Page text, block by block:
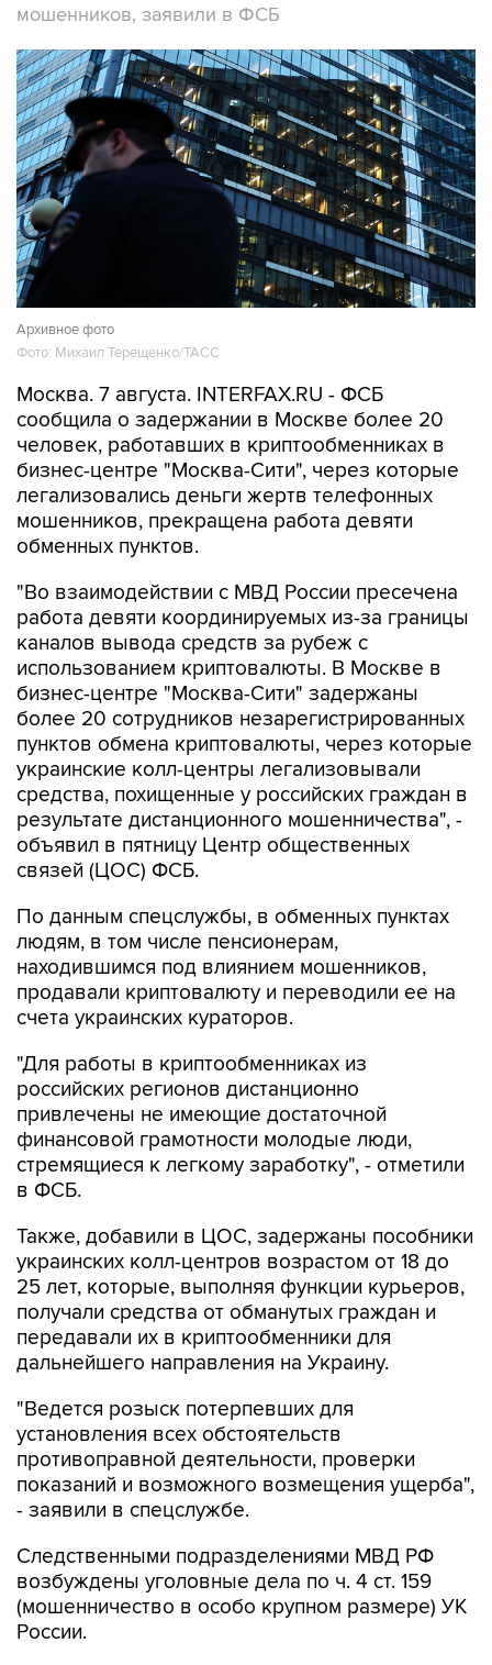
мошенников, заявили в ФСБ
Архивное фото
Фото: Михаил Терещенко/ТАСС
Москва. 7 августа. INTERFAX.RU - ФСБ
сообщила о задержании в Москве более 20
человек, работавших в криптообменниках в
бизнес-центре "Москва-Сити", через которые
легализовались деньги жертв телефонных
мошенников, прекращена работа девяти
обменных пунктов.
"Во взаимодействии с МВД России пресечена
работа девяти координируемых из-за границы
каналов вывода средств за рубеж с
использованием криптовалюты. В Москве в
бизнес-центре "Москва-Сити" задержаны
более 20 сотрудников незарегистрированных
пунктов обмена криптовалюты, через которые
украинские колл-центры легализовывали
средства, похищенные у российских граждан в
результате дистанционного мошенничества", -
объявил в пятницу Центр общественных
связей (ЦОС) ФСБ.
По данным спецслужбы, в обменных пунктах
людям, в том числе пенсионерам,
находившимся под влиянием мошенников,
продавали криптовалюту и переводили ее на
счета украинских кураторов.
"Для работы в криптообменниках из
российских регионов дистанционно
привлечены не имеющие достаточной
финансовой грамотности молодые люди,
стремящиеся к легкому заработку", - отметили
в ФСБ.
Также, добавили в ЦОС, задержаны пособники
украинских колл-центров возрастом от 18 до
25 лет, которые, выполняя функции курьеров,
получали средства от обманутых граждан и
передавали их в криптообменники для
дальнейшего направления на Украину.
"Ведется розыск потерпевших для
установления всех обстоятельств
противоправной деятельности, проверки
показаний и возможного возмещения ущерба",
- заявили в спецслужбе.
Следственными подразделениями МВД РФ
возбуждены уголовные дела по ч. 4 ст. 159
(мошенничество в особо крупном размере) УК
России.